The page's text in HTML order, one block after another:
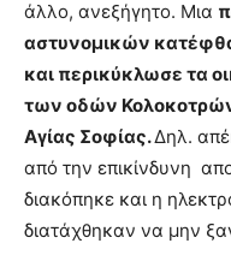
άλλο, ανεξήγητο. Μια
αστυνομικών
και περικύκλωσε τα
των οδών
Αγίας Σοφίας.Δηλ.
από την επικίνδυνη
διακόπηκε και η
διατάχθηκαν να μην